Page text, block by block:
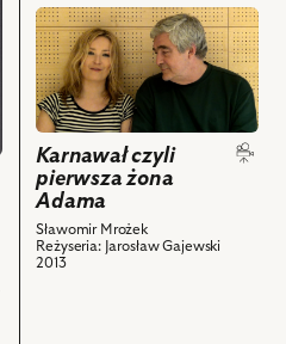
powiązanych
z
nim
obiektów
i
powiązanych
z
nim
obiektów
przejdź
do
obiektu
Karnawał
czyli
pierwsza
żona
Adama,
Videoblog
przed
Karnawał czyli
pierwsza żona
Adama
Sławomir Mrożek
Reżyseria: Jarosław Gajewski
2013